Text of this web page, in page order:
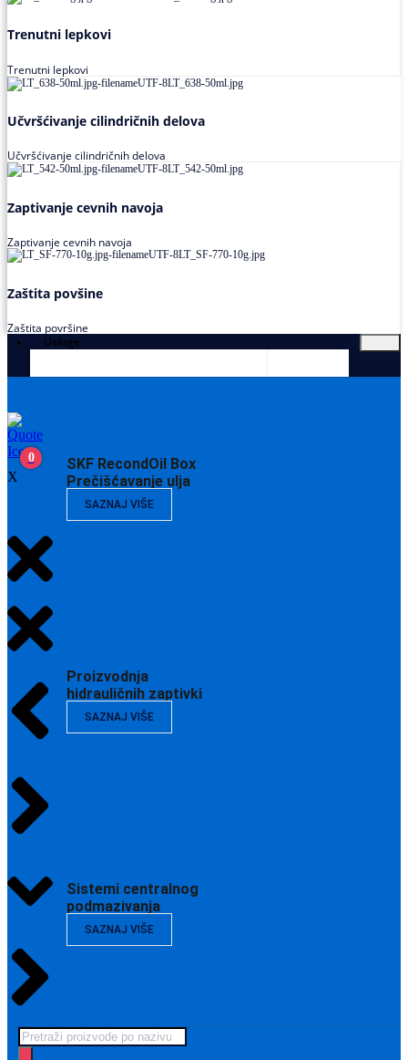
Trenutni lepkovi
Trenutni lepkovi
Učvršćivanje cilindričnih delova
Učvršćivanje cilindričnih delova
Zaptivanje cevnih navoja
Zaptivanje cevnih navoja
Zaštita povšine
Zaštita površine
Usluge
SKF RecondOil Box
Prečišćavanje ulja
SAZNAJ VIŠE
Proizvodnja
hidrauličnih zaptivki
SAZNAJ VIŠE
Sistemi centralnog
podmazivanja
SAZNAJ VIŠE
0
X
Products
search